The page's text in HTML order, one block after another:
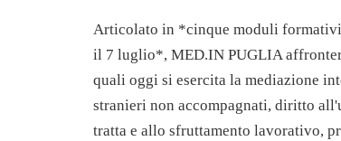
Articolato in *cinque moduli
il 7 luglio*, MED.IN PUGLIA
quali oggi si esercita la mediazione
stranieri non accompagnati, diritto
tratta e allo sfruttamento lavorativo,